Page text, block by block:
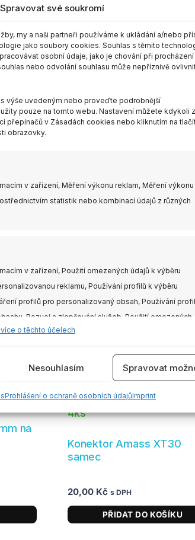
Spravovat své soukromí
my a naši partneři používáme k ukládání a/nebo
jako soubory cookies. Souhlas s těmito
osobní údaje, jako je chování při
nebo odvolání souhlasu může nepříznivě
výše uvedeným nebo proveďte podrobnější
pouze na tomto webu. Nastavení můžete kdykoli
přepínačů v Zásadách cookies nebo kliknutím na
obrazovky.
v zařízení, Měření výkonu reklam, Měření výkonu
statistik nebo kombinací údajů z různých
v zařízení, Použití omezených údajů k výběru
reklamu, Používání profilů k výběru
profilů pro personalizovaný obsah, Používání
Rozvoj a zlepšování služeb, Použití omezených
Vždy
základě automaticky přenášených informací.
a zjišťování podvodů a
a zobrazování reklamy a
o těchto účelech
Nesouhlasím Spravovat
Prohlášení o ochraně osobních údajůImprint
na
Dostupnost: Skladem více
4ks
Konektor Amass XT30
samec
20,00 Kč s DPH
PŘIDAT DO KOŠÍKU